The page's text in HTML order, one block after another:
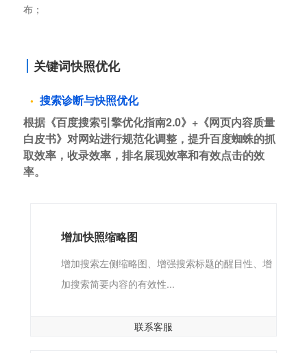
布；
关键词快照优化
搜索诊断与快照优化
根据《百度搜索引擎优化指南2.0》+《网页内容质量
白皮书》对网站进行规范化调整，提升百度蜘蛛的抓
取效率，收录效率，排名展现效率和有效点击的效
率。
增加快照缩略图
增加搜索左侧缩略图、增强搜索标题的醒目性、增
加搜索简要内容的有效性...
联系客服